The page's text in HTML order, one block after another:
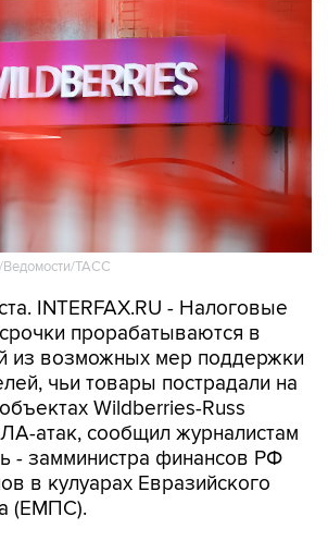
Ведомости/ТАСС
INTERFAX.RU - Налоговые
прорабатываются в
из возможных мер поддержки
чьи товары пострадали на
Wildberries-Russ
атак, сообщил журналистам
- замминистра финансов РФ
в кулуарах Евразийского
(ЕМПС).